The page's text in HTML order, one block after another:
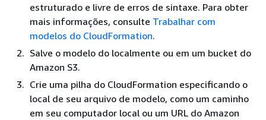
estruturado e livre de erros de sintaxe. Para obter
mais informações, consulte Trabalhar com
modelos do CloudFormation.
Salve o modelo do localmente ou em um bucket do
Amazon S3.
Crie uma pilha do CloudFormation especificando o
local de seu arquivo de modelo, como um caminho
em seu computador local ou um URL do Amazon